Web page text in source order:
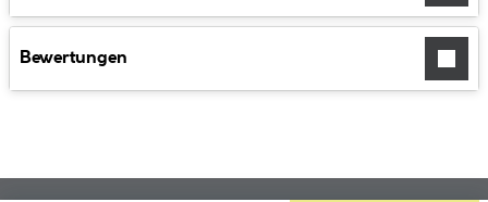
Bewertungen